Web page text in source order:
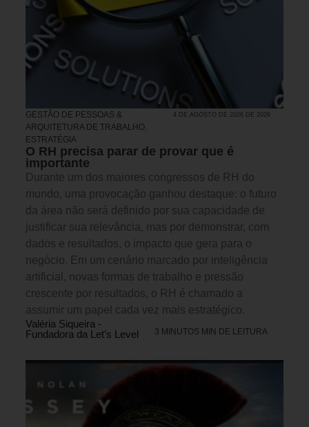
GESTÃO DE PESSOAS &
ARQUITETURA DE TRABALHO,
ESTRATÉGIA
4 DE AGOSTO DE 2026 DE 2026
O RH precisa parar de provar que é
importante
Durante um dos maiores congressos de RH do
mundo, uma provocação ganhou destaque: o futuro
da área não será definido por sua capacidade de
justificar sua relevância, mas por demonstrar, com
dados e resultados, o impacto que gera para o
negócio. Em um cenário marcado por inteligência
artificial, novas formas de trabalho e pressão
crescente por resultados, o RH é chamado a
assumir um papel cada vez mais estratégico.
Valéria Siqueira -
Fundadora da Let’s Level
3 MINUTOS MIN DE LEITURA